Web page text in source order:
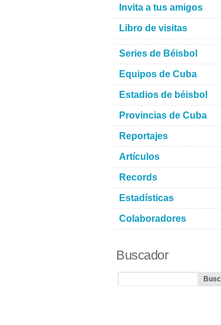
Invita a tus amigos
Libro de visitas
Series de Béisbol
Equipos de Cuba
Estadios de béisbol
Provincias de Cuba
Reportajes
Artículos
Records
Estadísticas
Colaboradores
Buscador